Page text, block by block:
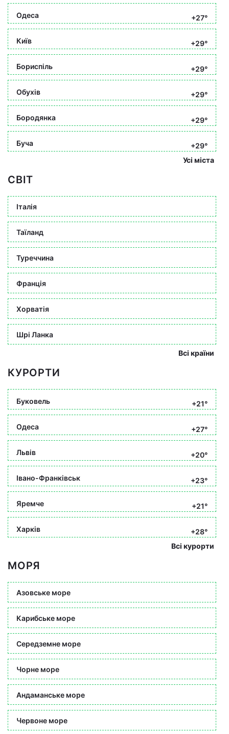
Одеса +27°
Київ +29°
Бориспіль +29°
Обухів +29°
Бородянка +29°
Буча
+29°
Усі міста
СВІТ
Італія
Таїланд
Туреччина
Франція
Хорватія
Шрі Ланка
Всі країни
КУРОРТИ
Буковель +21°
Одеса +27°
Львів +20°
Івано-Франківськ +23°
Яремче +21°
Харків
+28°
Всі курорти
МОРЯ
Азовське море
Карибське море
Середземне море
Чорне море
Андаманське море
Червоне море